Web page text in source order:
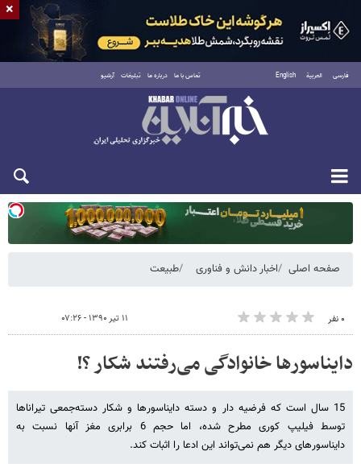
فارسی العربية English تماس با ما درباره ما تبلیغات آرشیو
یکشنبه ۱۸ مرداد ۱۴۰۵
صفحه اصلی اخبار دانش و فناوری طبیعت
۰ نفر ۱۱ تیر ۱۳۹۰ - ۰۷:۲۶
دایناسورها خانوادگی می‌رفتند شکار ؟!
15 سال است که فرضیه دار و دسته دایناسورها و شکار دسته‌جمعی تیراناها
توسط فیلیپ کوری مطرح شده، اما حجم 6 برابری مغز آنها نسبت به
دایناسورهای دیگر هم نمی‌تواند این ادعا را اثبات کند.
×